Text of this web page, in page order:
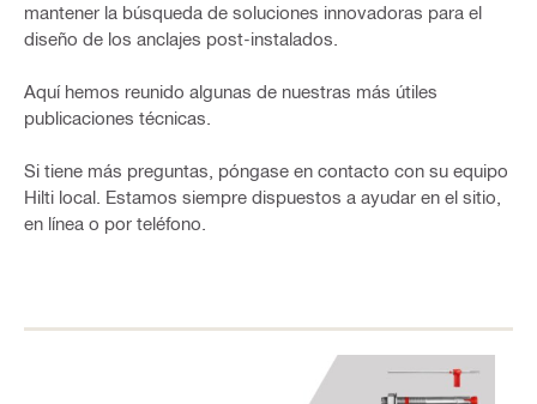
mantener la búsqueda de soluciones innovadoras para el
diseño de los anclajes post-instalados.
Aquí hemos reunido algunas de nuestras más útiles
publicaciones técnicas.
Si tiene más preguntas, póngase en contacto con su equipo
Hilti local. Estamos siempre dispuestos a ayudar en el sitio,
en línea o por teléfono.